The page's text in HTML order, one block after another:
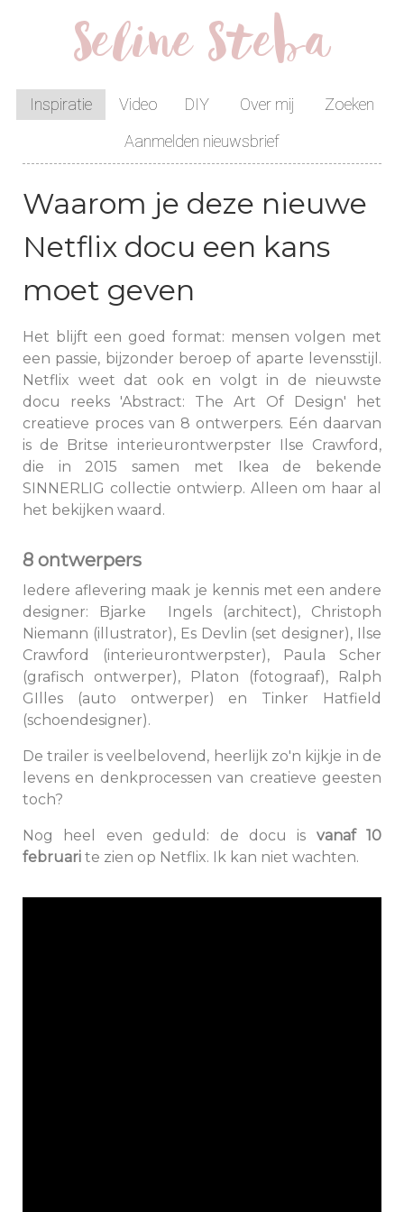
Seline Steba
Inspiratie Video DIY Over mij
Zoeken
Aanmelden nieuwsbrief
Waarom je deze nieuwe
Netflix docu een kans
moet geven
Het blijft een goed format: mensen volgen met
een passie, bijzonder beroep of aparte levensstijl.
Netflix weet dat ook en volgt in de nieuwste
docu reeks 'Abstract: The Art Of Design' het
creatieve proces van 8 ontwerpers. Eén daarvan
is de Britse interieurontwerpster Ilse Crawford,
die in 2015 samen met Ikea de bekende
SINNERLIG collectie ontwierp. Alleen om haar al
het bekijken waard.
8 ontwerpers
Iedere aflevering maak je kennis met een andere
designer: Bjarke Ingels (architect), Christoph
Niemann (illustrator), Es Devlin (set designer), Ilse
Crawford (interieurontwerpster), Paula Scher
(grafisch ontwerper), Platon (fotograaf), Ralph
GIlles (auto ontwerper) en Tinker Hatfield
(schoendesigner).
De trailer is veelbelovend, heerlijk zo'n kijkje in de
levens en denkprocessen van creatieve geesten
toch?
Nog heel even geduld: de docu is vanaf 10
februari te zien op Netflix. Ik kan niet wachten.